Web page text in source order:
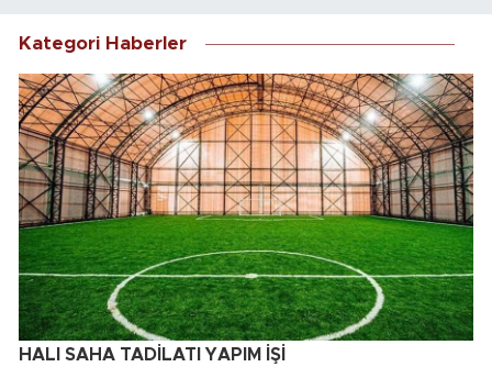
Kategori Haberler
HALI SAHA TADİLATI YAPIM İŞİ